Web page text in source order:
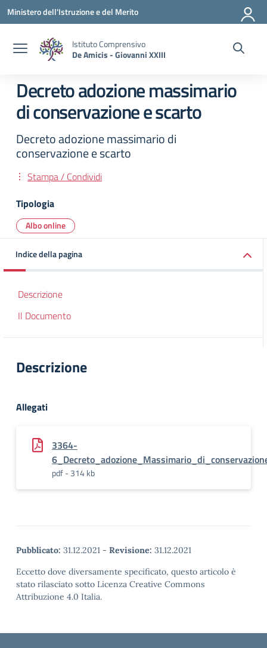
Vai ai contenuti
Vai al menu di navigazione
Vai al footer
Ministero dell'Istruzione e del Merito
Istituto Comprensivo
De Amicis - Giovanni XXIII
Decreto adozione massimario
di conservazione e scarto
Decreto adozione massimario di
conservazione e scarto
Stampa / Condividi
Tipologia
Albo online
Indice della pagina
Descrizione
Il Documento
Descrizione
Allegati
3364-
pdf - 314 kb
Pubblicato: 31.12.2021 - Revisione: 31.12.2021
Eccetto dove diversamente specificato, questo articolo è
stato rilasciato sotto Licenza Creative Commons
Attribuzione 4.0 Italia.